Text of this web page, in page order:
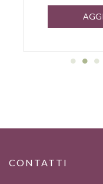
CONTATTI